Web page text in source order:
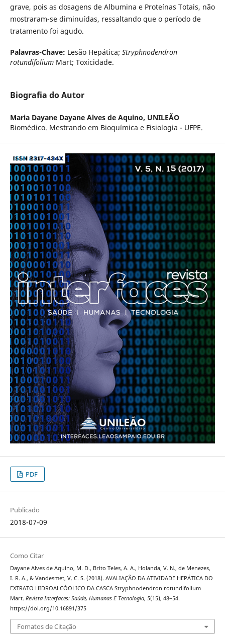
grave, pois as dosagens de Albumina e Proteínas Totais, não
mostraram-se diminuídas, ressaltando que o período de
tratamento foi agudo.
Palavras-Chave: Lesão Hepática; Stryphnodendron
rotundifoliumMart; Toxicidade.
Biografia do Autor
Maria Dayane Dayane Alves de Aquino, UNILEÃO
Biomédico. Mestrando em Bioquímica e Fisiologia - UFPE.
PDF
Publicado
2018-07-09
Como Citar
Dayane Alves de Aquino, M. D., Brito Teles, A. A., Holanda, V. N., de Menezes,
I. R. A., & Vandesmet, V. C. S. (2018). AVALIAÇÃO DA ATIVIDADE HEPÁTICA DO
EXTRATO HIDROALCÓOLICO DA CASCA Stryphnodendron rotundifolium
Mart. Revista Interfaces: Saúde, Humanas E Tecnologia, 5(15), 48–54.
https://doi.org/10.16891/375
Fomatos de Citação